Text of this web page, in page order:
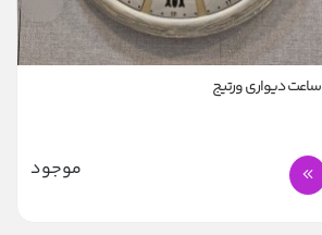
ساعت دیواری ورتیج
موجود